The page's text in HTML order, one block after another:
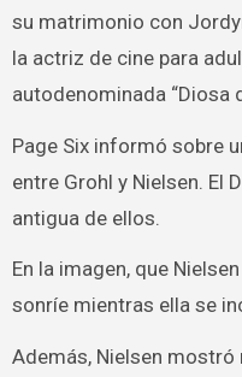
su matrimonio con
la actriz de cine para
autodenominada “Diosa
Page Six informó sobre
entre Grohl y Nielsen. El
antigua de ellos.
En la imagen, que
sonríe mientras ella se
Además, Nielsen mostró